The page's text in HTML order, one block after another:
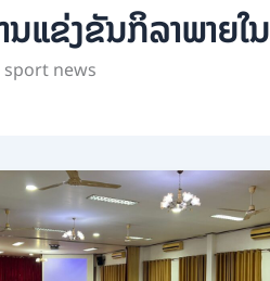
ນແຂ່ງຂັນກິລາພາຍໃນ
news